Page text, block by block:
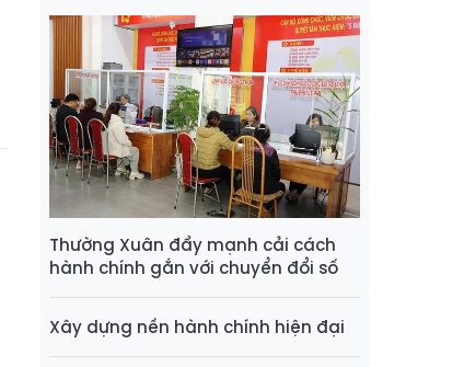
Thường Xuân đẩy mạnh cải cách
hành chính gắn với chuyển đổi số
Xây dựng nền hành chính hiện đại